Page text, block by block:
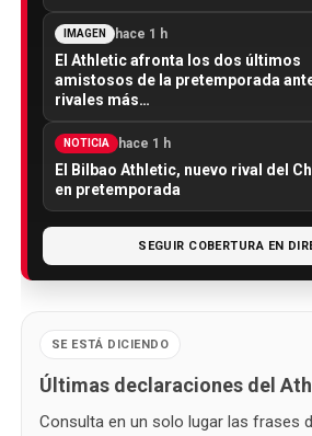
IMAGEN hace 1 h
El Athletic afronta los dos últimos
amistosos de la pretemporada
rivales más…
NOTICIA hace 1 h
El Bilbao Athletic, nuevo rival del
en pretemporada
SEGUIR COBERTURA EN
SE ESTÁ DICIENDO
Últimas declaraciones del
Consulta en un solo lugar las frases